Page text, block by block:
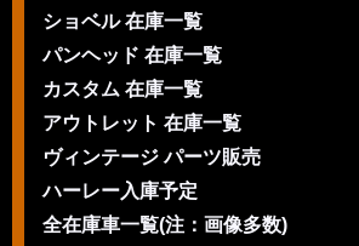
ショベル 在庫一覧
パンヘッド 在庫一覧
カスタム 在庫一覧
アウトレット 在庫一覧
ヴィンテージ パーツ販売
ハーレー入庫予定
全在庫車一覧(注：画像多数)